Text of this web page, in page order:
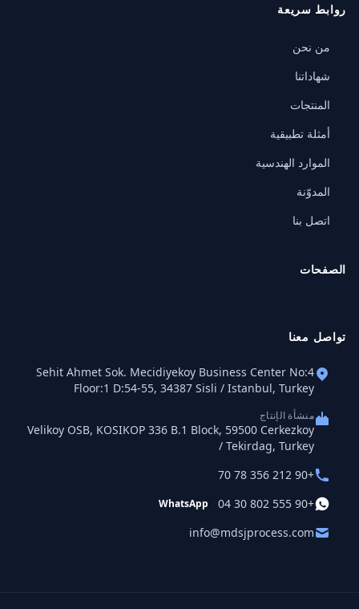
روابط سريعة
من نحن
شهاداتنا
المنتجات
أمثلة تطبيقية
الموارد الهندسية
المدوّنة
اتصل بنا
الصفحات
تواصل معنا
Sehit Ahmet Sok. Mecidiyekoy Business Center No:4
Floor:1 D:54-55, 34387 Sisli / Istanbul, Turkey
منشأة الإنتاج
Velikoy OSB, KOSIKOP 336 B.1 Block, 59500 Cerkezkoy
/ Tekirdag, Turkey
+90 212 356 78 70
+90 555 802 30 04
WhatsApp
info@mdsjprocess.com